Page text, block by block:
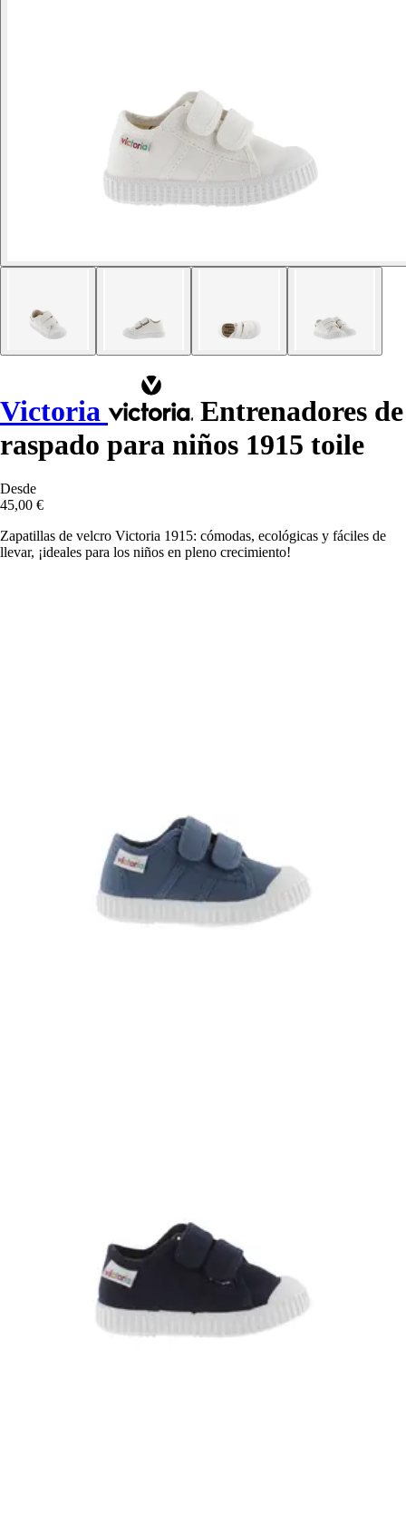
Victoria
Entrenadores de
raspado para niños 1915 toile
Desde
45,00 €
Zapatillas de velcro Victoria 1915: cómodas, ecológicas y fáciles de
llevar, ¡ideales para los niños en pleno crecimiento!